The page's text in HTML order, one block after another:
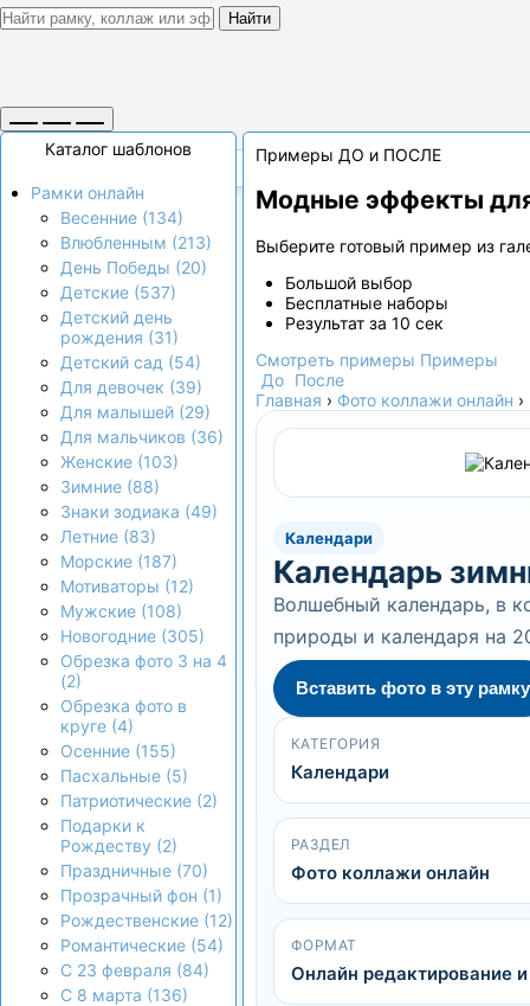
Найти
Каталог шаблонов
Рамки онлайн
Весенние (134)
Влюбленным (213)
День Победы (20)
Детские (537)
Детский день
рождения (31)
Детский сад (54)
Для девочек (39)
Для малышей (29)
Для мальчиков (36)
Женские (103)
Зимние (88)
Знаки зодиака (49)
Летние (83)
Морские (187)
Мотиваторы (12)
Мужские (108)
Новогодние (305)
Обрезка фото 3 на 4
(2)
Обрезка фото в
круге (4)
Осенние (155)
Пасхальные (5)
Патриотические (2)
Подарки к
Рождеству (2)
Праздничные (70)
Прозрачный фон (1)
Рождественские (12)
Романтические (54)
С 23 февраля (84)
С 8 марта (136)
Примеры ДО и ПОСЛЕ
Модные эффекты
Выберите готовый пример из
Большой выбор
Бесплатные наборы
Результат за 10 сек
Смотреть примеры Примеры
До После
Главная › Фото коллажи онлайн ›
Календари
Календарь
Волшебный календарь, в
природы и календаря на
Вставить фото в эту рамку
КАТЕГОРИЯ
Календари
РАЗДЕЛ
Фото коллажи онлайн
ФОРМАТ
Онлайн редактирование